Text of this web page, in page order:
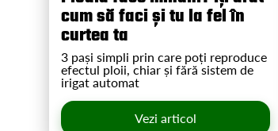
cum să faci și tu la fel în
curtea ta
3 pași simpli prin care poți reproduce
efectul ploii, chiar și fără sistem de
irigat automat
Vezi articol